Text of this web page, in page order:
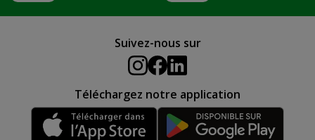
Suivez-nous sur
Téléchargez notre application